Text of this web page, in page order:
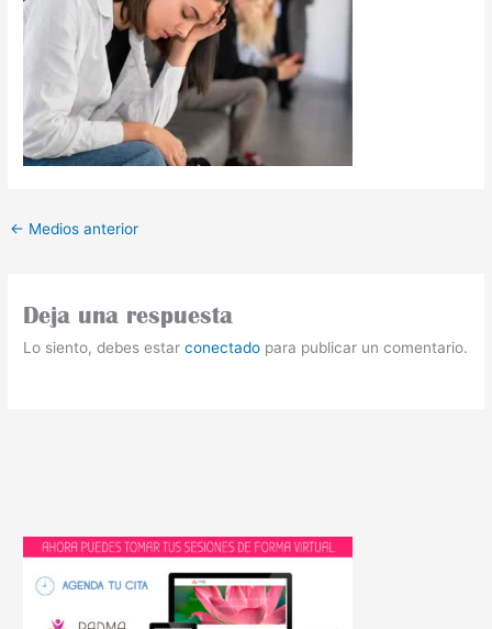
← Medios anterior
Deja una respuesta
Lo siento, debes estarconectado para publicar un comentario.